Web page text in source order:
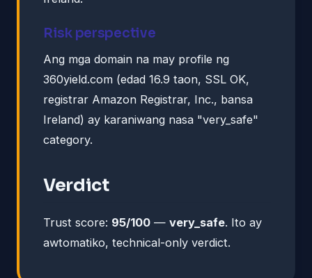
Risk perspective
Ang mga domain na may profile ng
360yield.com (edad 16.9 taon, SSL OK,
registrar Amazon Registrar, Inc., bansa
Ireland) ay karaniwang nasa "very_safe"
category.
Verdict
Trust score: 95/100 — very_safe. Ito ay
awtomatiko, technical-only verdict.